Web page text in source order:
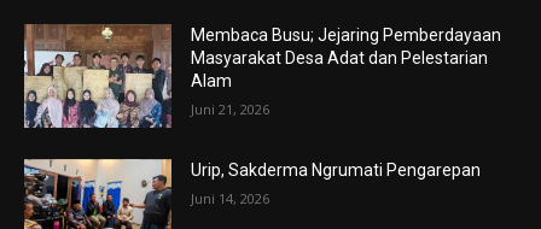
Membaca Busu; Jejaring Pemberdayaan
Masyarakat Desa Adat dan Pelestarian
Alam
Juni 21, 2026
Urip, Sakderma Ngrumati Pengarepan
Juni 14, 2026